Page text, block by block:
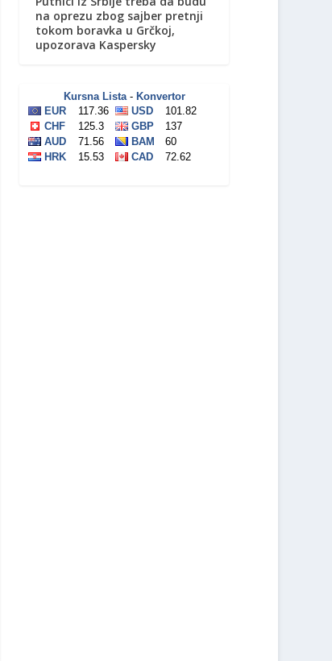
na oprezu zbog sajber pretnji
tokom boravka u Grčkoj,
upozorava Kaspersky